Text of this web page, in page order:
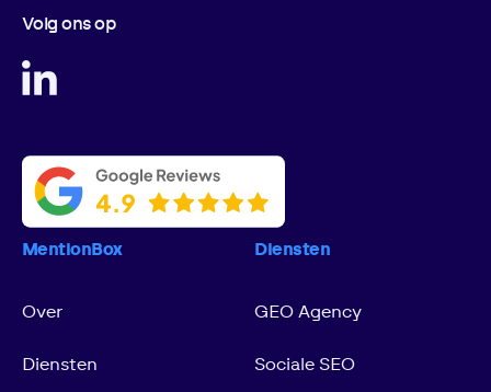
Volg ons op
MentionBox
Over
Diensten
Diensten
GEO Agency
Sociale SEO